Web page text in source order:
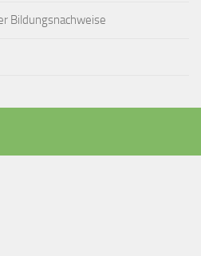
Bildungsnachweise